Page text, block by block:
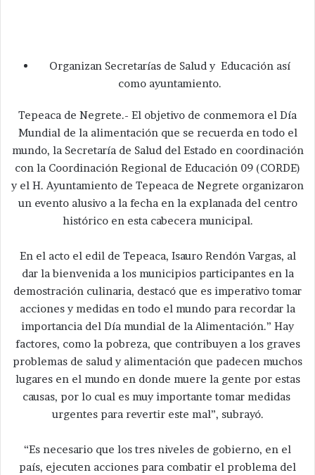
Organizan Secretarías de Salud y Educación así
como ayuntamiento.
Tepeaca de Negrete.- El objetivo de conmemora el Día
Mundial de la alimentación que se recuerda en todo el
mundo, la Secretaría de Salud del Estado en coordinación
con la Coordinación Regional de Educación 09 (CORDE)
y el H. Ayuntamiento de Tepeaca de Negrete organizaron
un evento alusivo a la fecha en la explanada del centro
histórico en esta cabecera municipal.
En el acto el edil de Tepeaca, Isauro Rendón Vargas, al
dar la bienvenida a los municipios participantes en la
demostración culinaria, destacó que es imperativo tomar
acciones y medidas en todo el mundo para recordar la
importancia del Día mundial de la Alimentación.” Hay
factores, como la pobreza, que contribuyen a los graves
problemas de salud y alimentación que padecen muchos
lugares en el mundo en donde muere la gente por estas
causas, por lo cual es muy importante tomar medidas
urgentes para revertir este mal”, subrayó.
“Es necesario que los tres niveles de gobierno, en el
país, ejecuten acciones para combatir el problema del